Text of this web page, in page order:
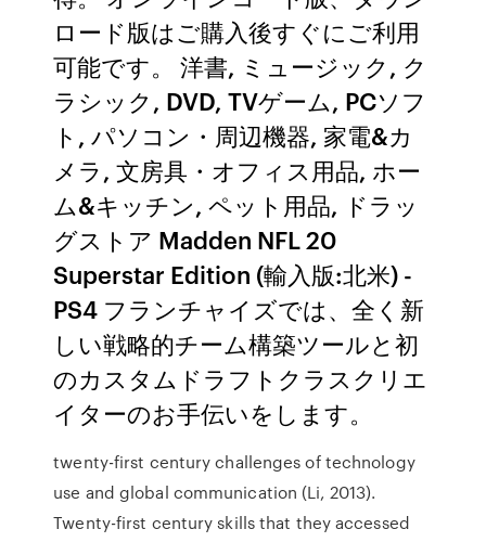
ロード版はご購入後すぐにご利用
可能です。 洋書, ミュージック, ク
ラシック, DVD, TVゲーム, PCソフ
ト, パソコン・周辺機器, 家電&カ
メラ, 文房具・オフィス用品, ホー
ム&キッチン, ペット用品, ドラッ
グストア Madden NFL 20
Superstar Edition (輸入版:北米) -
PS4 フランチャイズでは、全く新
しい戦略的チーム構築ツールと初
のカスタムドラフトクラスクリエ
イターのお手伝いをします。
twenty-first century challenges of technology
use and global communication (Li, 2013).
Twenty-first century skills that they accessed